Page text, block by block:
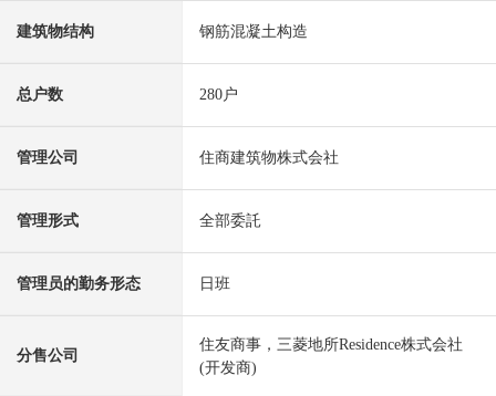
建筑物结构 钢筋混凝土构造
总户数 280户
管理公司 住商建筑物株式会社
管理形式 全部委託
管理员的勤务形态 日班
分售公司
住友商事，三菱地所Residence株式会社
(开发商)